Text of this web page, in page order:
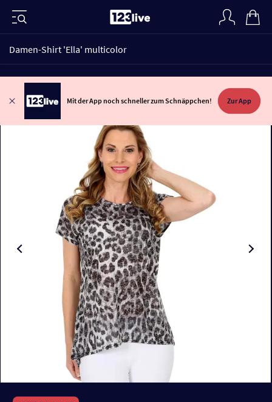
Damen-Shirt 'Ella' multicolor
Mit der App noch schneller zum Schnäppchen! Zur App